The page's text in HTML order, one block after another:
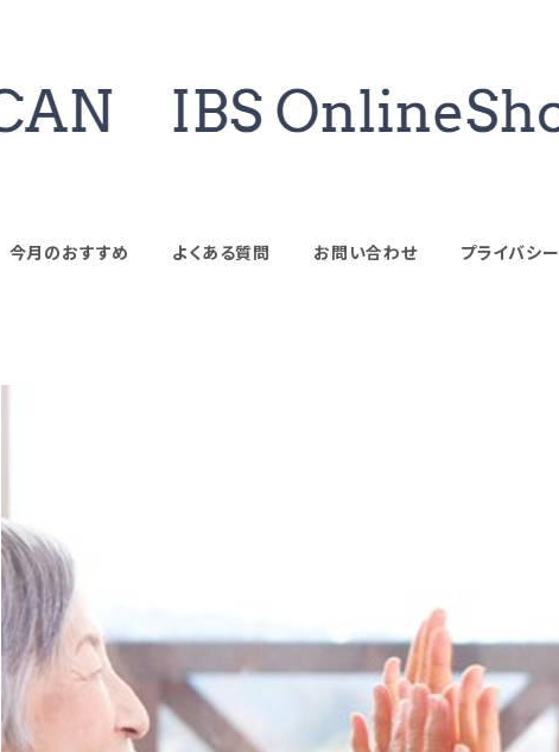
今月のおすすめ よくある質問 お問い合わせ プライバシー